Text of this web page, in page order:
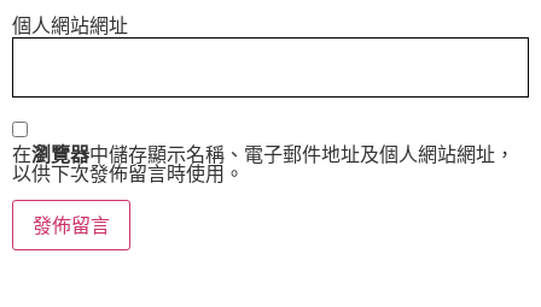
個人網站網址
在瀏覽器中儲存顯示名稱、電子郵件地址及個人網站網址，
以供下次發佈留言時使用。